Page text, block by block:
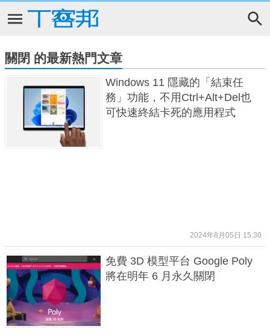
關閉 的最新熱門文章
Windows 11 隱藏的「結束任
務」功能，不用Ctrl+Alt+Del也
可快速終結卡死的應用程式
2024年8月05日 15:30
免費 3D 模型平台 Google Poly
將在明年 6 月永久關閉